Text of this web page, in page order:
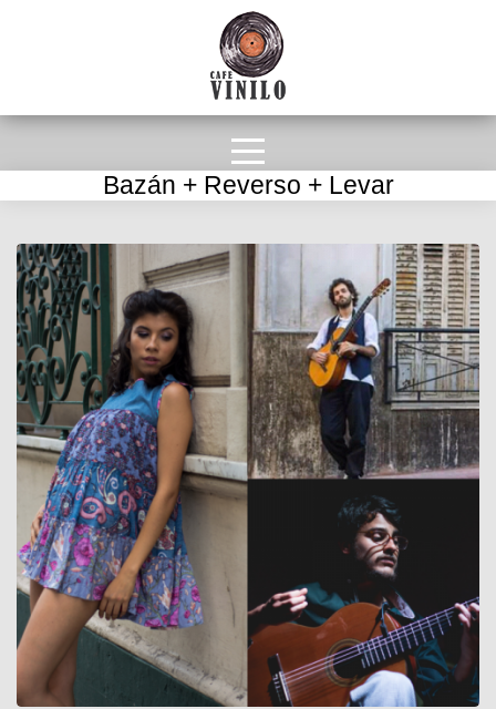
Bazán + Reverso + Levar